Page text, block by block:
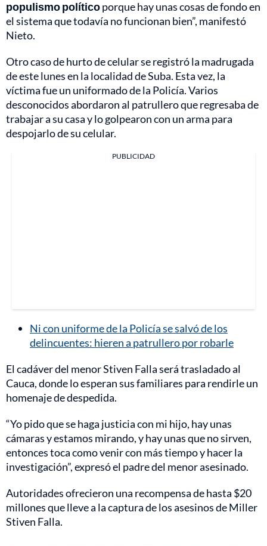
populismo políticoporque hay unas cosas de fondo en
el sistema que todavía no funcionan bien”, manifestó
Nieto.
Otro caso de hurto de celular se registró la madrugada
de este lunes en la localidad de Suba. Esta vez, la
víctima fue un uniformado de la Policía. Varios
desconocidos abordaron al patrullero que regresaba de
trabajar a su casa y lo golpearon con un arma para
despojarlo de su celular.
PUBLICIDAD
Ni con uniforme de la Policía se salvó de los
delincuentes: hieren a patrullero por robarle
El cadáver del menor Stiven Falla será trasladado al
Cauca, donde lo esperan sus familiares para rendirle un
homenaje de despedida.
“Yo pido que se haga justicia con mi hijo, hay unas
cámaras y estamos mirando, y hay unas que no sirven,
entonces toca como venir con más tiempo y hacer la
investigación”, expresó el padre del menor asesinado.
Autoridades ofrecieron una recompensa de hasta $20
millones que lleve a la captura de los asesinos de Miller
Stiven Falla.